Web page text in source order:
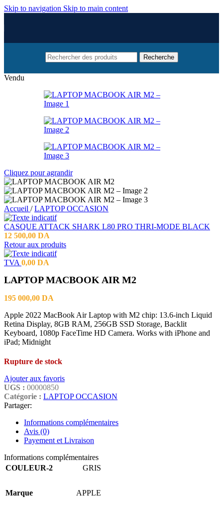
Skip to navigation Skip to main content
Recherche
Vendu
Cliquez pour agrandir
Accueil / LAPTOP OCCASION
CASQUE ATTACK SHARK L80 PRO THRI-MODE BLACK
12 500,00 DA
Retour aux produits
TVA 0,00 DA
LAPTOP MACBOOK AIR M2
195 000,00 DA
Apple 2022 MacBook Air Laptop with M2 chip: 13.6-inch Liquid
Retina Display, 8GB RAM, 256GB SSD Storage, Backlit
Keyboard, 1080p FaceTime HD Camera. Works with iPhone and
iPad; Midnight
Rupture de stock
Ajouter aux favoris
UGS : 00000850
Catégorie : LAPTOP OCCASION
Partager:
Informations complémentaires
Avis (0)
Payement et Livraison
Informations complémentaires
COULEUR-2
GRIS
Marque APPLE